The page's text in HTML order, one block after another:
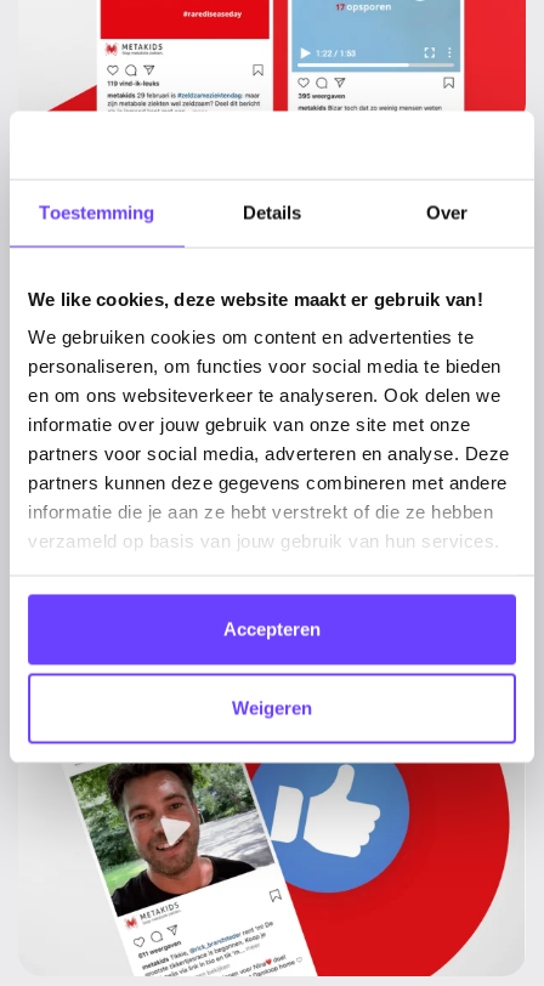
Toestemming Details Over
We like cookies, deze website maakt er gebruik van!
We gebruiken cookies om content en advertenties te
personaliseren, om functies voor social media te bieden
en om ons websiteverkeer te analyseren. Ook delen we
informatie over jouw gebruik van onze site met onze
partners voor social media, adverteren en analyse. Deze
partners kunnen deze gegevens combineren met andere
informatie die je aan ze hebt verstrekt of die ze hebben
verzameld op basis van jouw gebruik van hun services.
Accepteren
Weigeren
Stijgende resultaten
regelmatig met aansprekende en aangrijpende
content over metabole ziekten en zien dat dit
bijdraagt aan een grotere bekendheid van
metabole ziekten. Bovendien zorgen onze
optimalisaties, zoals A/B-tests op creatie en
targeting, ervoor dat de cost per click (CPC) daalt
en de engagement score stijgt. We behalen dus
steeds betere resultaten!